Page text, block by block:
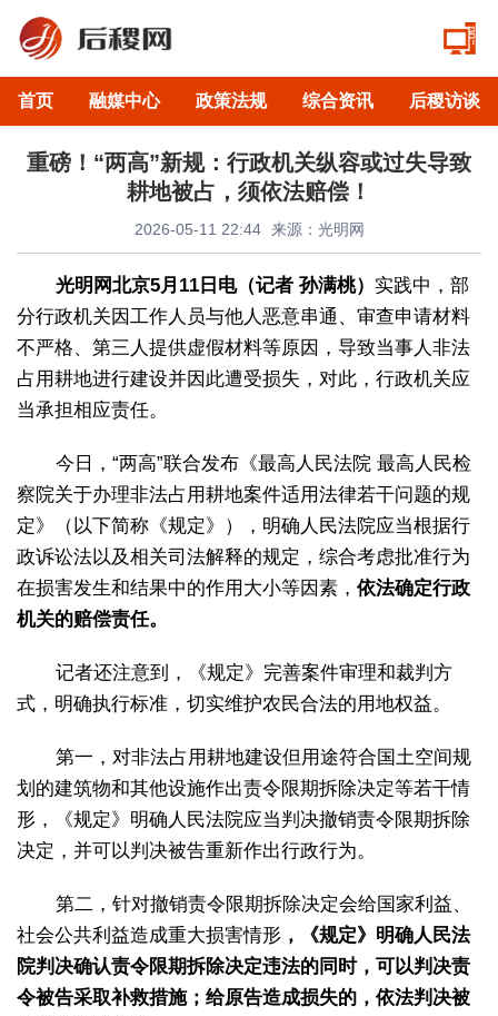
首页 融媒中心 政策法规 综合资讯 后稷访谈
重磅！“两高”新规：行政机关纵容或过失导致
耕地被占，须依法赔偿！
2026-05-11 22:44 来源：光明网
光明网北京5月11日电（记者 孙满桃） 实践中，部
分行政机关因工作人员与他人恶意串通、审查申请材料
不严格、第三人提供虚假材料等原因，导致当事人非法
占用耕地进行建设并因此遭受损失，对此，行政机关应
当承担相应责任。
今日，“两高”联合发布《最高人民法院 最高人民检
察院关于办理非法占用耕地案件适用法律若干问题的规
定》（以下简称《规定》），明确人民法院应当根据行
政诉讼法以及相关司法解释的规定，综合考虑批准行为
在损害发生和结果中的作用大小等因素， 依法确定行政
机关的赔偿责任。
记者还注意到，《规定》完善案件审理和裁判方
式，明确执行标准，切实维护农民合法的用地权益。
第一，对非法占用耕地建设但用途符合国土空间规
划的建筑物和其他设施作出责令限期拆除决定等若干情
形，《规定》明确人民法院应当判决撤销责令限期拆除
决定，并可以判决被告重新作出行政行为。
第二，针对撤销责令限期拆除决定会给国家利益、
社会公共利益造成重大损害情形 ，《规定》明确人民法
院判决确认责令限期拆除决定违法的同时，可以判决责
令被告采取补救措施；给原告造成损失的，依法判决被